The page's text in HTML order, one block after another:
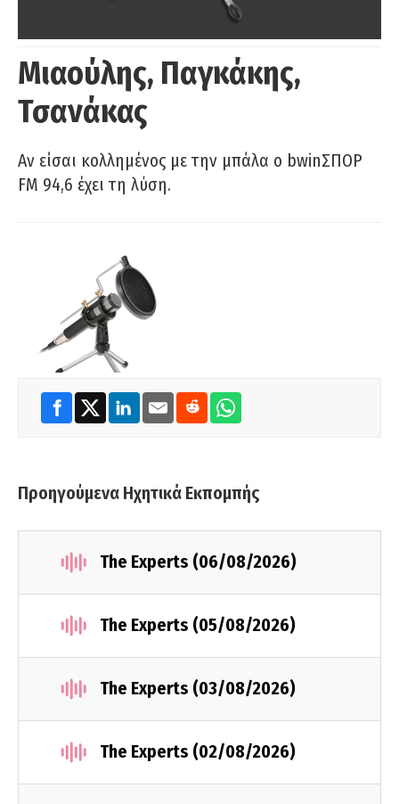
Μιαούλης, Παγκάκης,
Τσανάκας
Αν είσαι κολλημένος με την μπάλα ο bwinΣΠΟΡ
FM 94,6 έχει τη λύση.
Προηγούμενα Ηχητικά Εκπομπής
The Experts (06/08/2026)
The Experts (05/08/2026)
The Experts (03/08/2026)
The Experts (02/08/2026)